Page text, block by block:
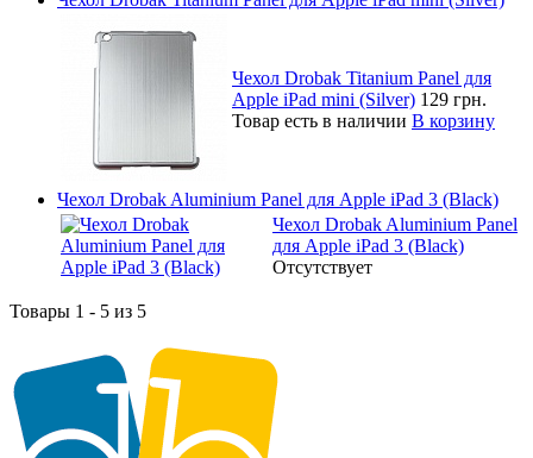
Чехол Drobak Titanium Panel для
Apple iPad mini (Silver) 129 грн.
Товар есть в наличии В корзину
Чехол Drobak Aluminium Panel для Apple iPad 3 (Black)
Чехол Drobak Aluminium Panel
для Apple iPad 3 (Black)
Отсутствует
Товары 1 - 5 из 5